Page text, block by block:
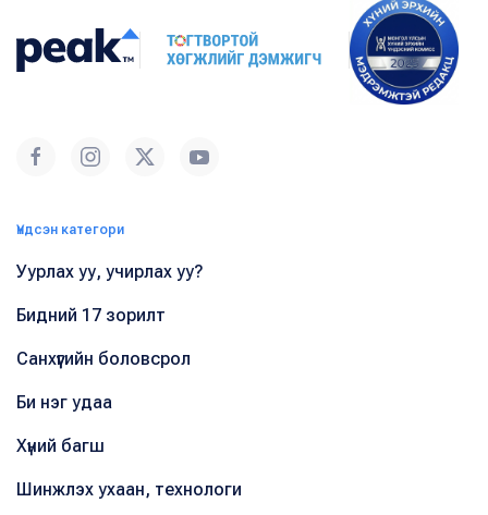
Үндсэн категори
Уурлах уу, учирлах уу?
Бидний 17 зорилт
Санхүүгийн боловсрол
Би нэг удаа
Хүний багш
Шинжлэх ухаан, технологи